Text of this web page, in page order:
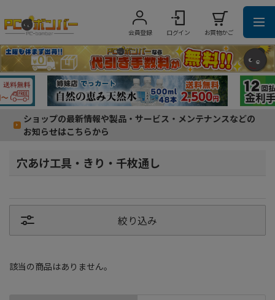
会員登録 ログイン お買物かご
ショップの最新情報や製品・サービス・メンテナンスなどの
お知らせはこちらから
穴あけ工具・きり・千枚通し
絞り込み
該当の商品はありません。